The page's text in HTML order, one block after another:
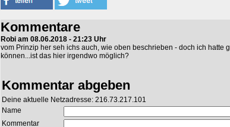
Kommentare
Robi am 08.06.2018 - 21:23 Uhr
vom Prinzip her seh ichs auch, wie oben beschrieben - doch ich hatte
können...ist das hier irgendwo möglich?
Kommentar abgeben
Deine aktuelle Netzadresse: 216.73.217.101
Name
Kommentar